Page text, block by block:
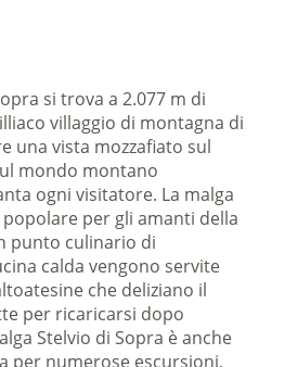
si trova a 2.077 m di
villaggio di montagna di
una vista mozzafiato sul
mondo montano
ogni visitatore. La malga
per gli amanti della
punto culinario di
calda vengono servite
che deliziano il
per ricaricarsi dopo
Stelvio di Sopra è anche
per numerose escursioni,